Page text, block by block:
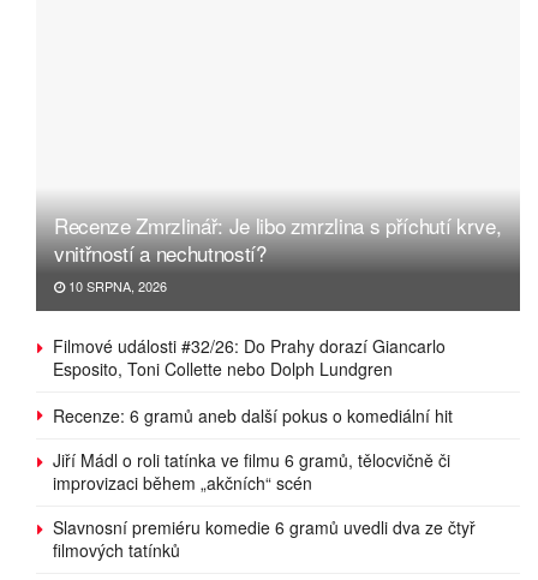
Recenze Zmrzlinář: Je libo zmrzlina s příchutí krve,
vnitřností a nechutností?
10 SRPNA, 2026
Filmové události #32/26: Do Prahy dorazí Giancarlo
Esposito, Toni Collette nebo Dolph Lundgren
Recenze: 6 gramů aneb další pokus o komediální hit
Jiří Mádl o roli tatínka ve filmu 6 gramů, tělocvičně či
improvizaci během „akčních“ scén
Slavnosní premiéru komedie 6 gramů uvedli dva ze čtyř
filmových tatínků